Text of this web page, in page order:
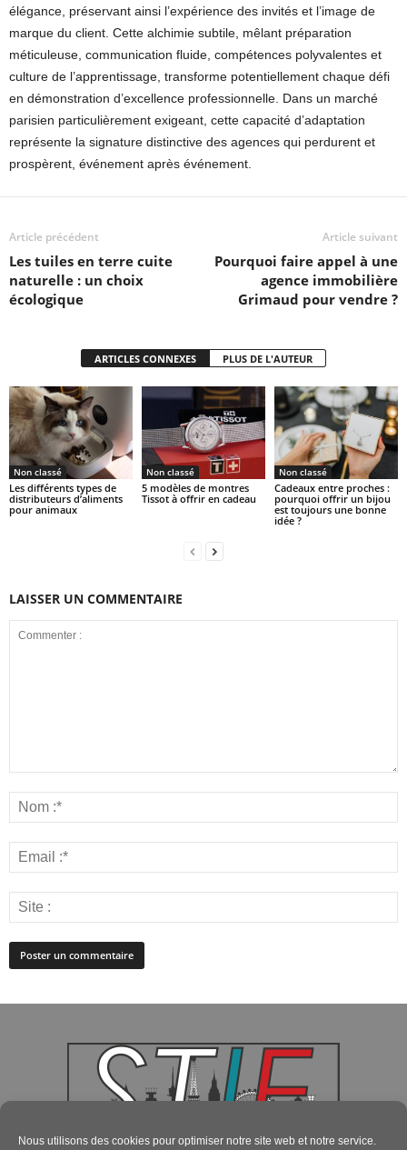
Nous utilisons des cookies pour optimiser notre site web et notre service.
élégance, préservant ainsi l’expérience des invités et l’image de
marque du client. Cette alchimie subtile, mêlant préparation
méticuleuse, communication fluide, compétences polyvalentes et
culture de l’apprentissage, transforme potentiellement chaque défi
en démonstration d’excellence professionnelle. Dans un marché
parisien particulièrement exigeant, cette capacité d’adaptation
représente la signature distinctive des agences qui perdurent et
prospèrent, événement après événement.
Article précédent
Les tuiles en terre cuite
naturelle : un choix
écologique
Article suivant
Pourquoi faire appel à une
agence immobilière
Grimaud pour vendre ?
ARTICLES CONNEXES PLUS DE L'AUTEUR
Non classé
Les différents types de
distributeurs d’aliments
pour animaux
Non classé
5 modèles de montres
Tissot à offrir en cadeau
Non classé
Cadeaux entre proches :
pourquoi offrir un bijou
est toujours une bonne
idée ?
LAISSER UN COMMENTAIRE